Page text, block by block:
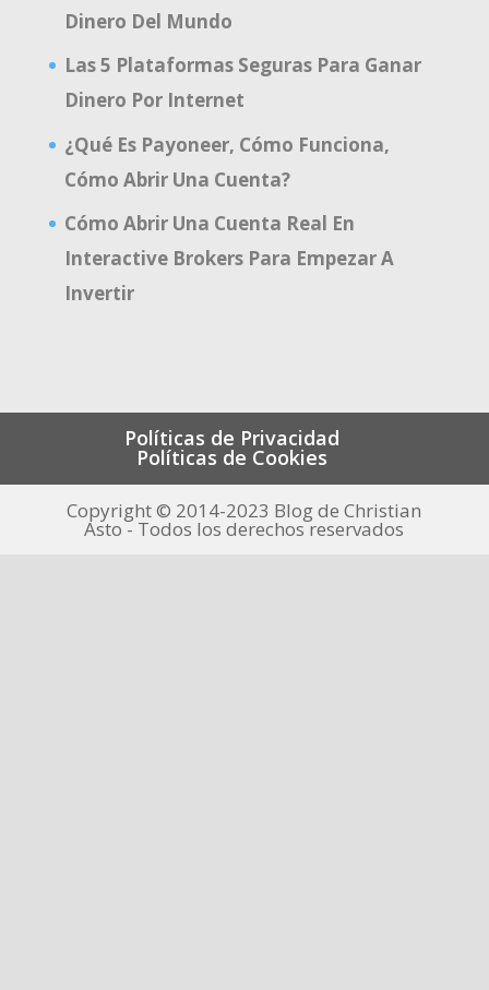
Dinero Del Mundo
Las 5 Plataformas Seguras Para Ganar
Dinero Por Internet
¿Qué Es Payoneer, Cómo Funciona,
Cómo Abrir Una Cuenta?
Cómo Abrir Una Cuenta Real En
Interactive Brokers Para Empezar A
Invertir
Políticas de Privacidad
Políticas de Cookies
Copyright © 2014-2023 Blog de Christian
Asto - Todos los derechos reservados